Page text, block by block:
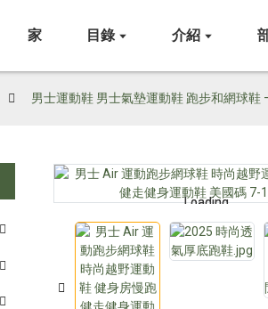
家 目錄 介紹
男士運動鞋 男士氣墊運動鞋 跑步和網球
Loading...
Loading...